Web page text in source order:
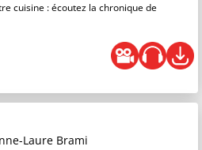
cuisine : écoutez la chronique de
Laure Brami